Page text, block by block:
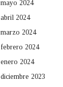
mayo 2024
abril 2024
marzo 2024
febrero 2024
enero 2024
diciembre 2023